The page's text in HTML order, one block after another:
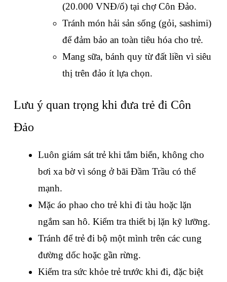
(20.000 VNĐ/ổ) tại chợ Côn Đảo.
Tránh món hải sản sống (gỏi, sashimi)
để đảm bảo an toàn tiêu hóa cho trẻ.
Mang sữa, bánh quy từ đất liền vì siêu
thị trên đảo ít lựa chọn.
Lưu ý quan trọng khi đưa trẻ đi Côn
Đảo
Luôn giám sát trẻ khi tắm biển, không cho
bơi xa bờ vì sóng ở bãi Đầm Trầu có thể
mạnh.
Mặc áo phao cho trẻ khi đi tàu hoặc lặn
ngắm san hô. Kiểm tra thiết bị lặn kỹ lưỡng.
Tránh để trẻ đi bộ một mình trên các cung
đường dốc hoặc gần rừng.
Kiểm tra sức khỏe trẻ trước khi đi, đặc biệt